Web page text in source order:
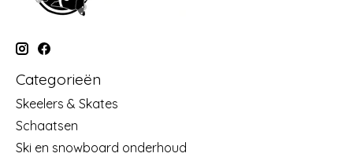
Categorieën
Skeelers & Skates
Schaatsen
Ski en snowboard onderhoud